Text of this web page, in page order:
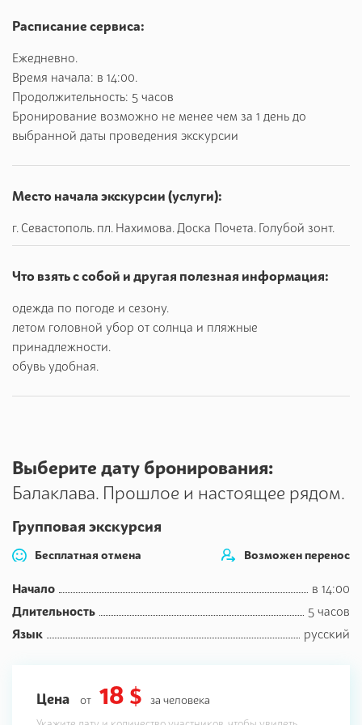
на набережной Назукина построено в 19- начале 20 века
и представляют собой гармоничное сочетание
испанского, итальянского и античного архитектурного
стиля.
Дом 21- здание гостиницы Россия.
Дом 51- дача актрисы Соколовой.
Сверхсекретный завод по ремнту подводных лодок
времен холодной войны в толще горы Тавросю(
посещение по желанию)
Расписание сервиса:
Ежедневно.
Время начала: в 14:00.
Продолжительность: 5 часов
Бронирование возможно не менее чем за 1 день до
выбранной даты проведения экскурсии
Место начала экскурсии (услуги):
г. Севастополь. пл. Нахимова. Доска Почета. Голубой зонт.
Что взять с собой и другая полезная информация:
одежда по погоде и сезону.
летом головной убор от солнца и пляжные
принадлежности.
обувь удобная.
Выберите дату бронирования:
Балаклава. Прошлое и настоящее рядом.
Групповая экскурсия
Бесплатная отмена Возможен перенос
Начало
в 14:00
Длительность
5 часов
Язык
русский
Цена от 18 $ за человека